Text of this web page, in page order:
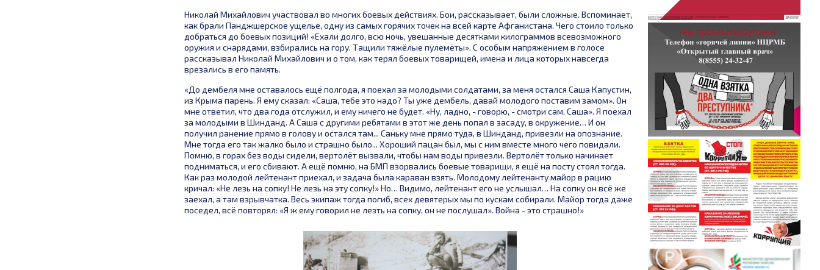
Николай Михайлович участвовал во многих боевых действиях. Бои, рассказывает, были сложные. Вспоминает,
как брали Панджшерское ущелье, одну из самых горячих точек на всей карте Афганистана. Чего стоило только
добраться до боевых позиций! «Ехали долго, всю ночь, увешанные десятками килограммов всевозможного
оружия и снарядами, взбирались на гору. Тащили тяжёлые пулемёты». С особым напряжением в голосе
рассказывал Николай Михайлович и о том, как терял боевых товарищей, имена и лица которых навсегда
врезались в его память.
«До дембеля мне оставалось ещё полгода, я поехал за молодыми солдатами, за меня остался Саша Капустин,
из Крыма парень. Я ему сказал: «Саша, тебе это надо? Ты уже дембель, давай молодого поставим замом». Он
мне ответил, что два года отслужил, и ему ничего не будет. «Ну, ладно, - говорю, - смотри сам, Саша». Я поехал
за молодыми в Шинданд. А Саша с другими ребятами в этот же день попал в засаду, в окружение… И он
получил ранение прямо в голову и остался там... Саньку мне прямо туда, в Шинданд, привезли на опознание.
Мне тогда его так жалко было и страшно было... Хороший пацан был, мы с ним вместе много чего повидали.
Помню, в горах без воды сидели, вертолёт вызвали, чтобы нам воды привезли. Вертолёт только начинает
подниматься, и его сбивают. А ещё помню, на БМП взорвались боевые товарищи, я ещё на посту стоял тогда.
Как раз молодой лейтенант приехал, и задача была караван взять. Молодому лейтенанту майор в рацию
кричал: «Не лезь на сопку! Не лезь на эту сопку!» Но… Видимо, лейтенант его не услышал… На сопку он всё же
заехал, а там взрывчатка. Весь экипаж тогда погиб, всех девятерых мы по кускам собирали. Майор тогда даже
поседел, всё повторял: «Я ж ему говорил не лезть на сопку, он не послушал». Война - это страшно!»